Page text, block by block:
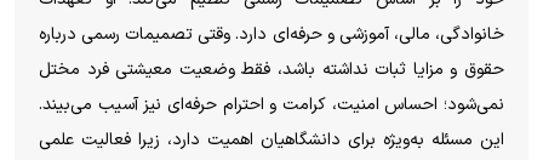
خانوادگی، مالی، آموزشی و حرفه‌ای دارد. وقتی تصمیمات رسمی درباره
حقوق و مزایا ثبات نداشته باشد، فقط وضعیت معیشتی فرد مختل
نمی‌شود؛ احساس امنیت، کرامت و احترام حرفه‌ای نیز آسیب می‌بیند.
این مسئله به‌ویژه برای دانشگاهیان اهمیت دارد، زیرا فعالیت علمی